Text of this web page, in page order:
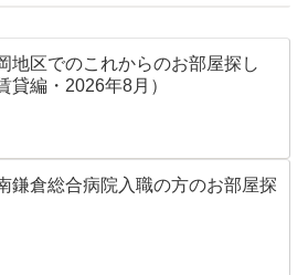
地区でのこれからのお部屋探し
貸編・2026年8月）
鎌倉総合病院入職の方のお部屋探